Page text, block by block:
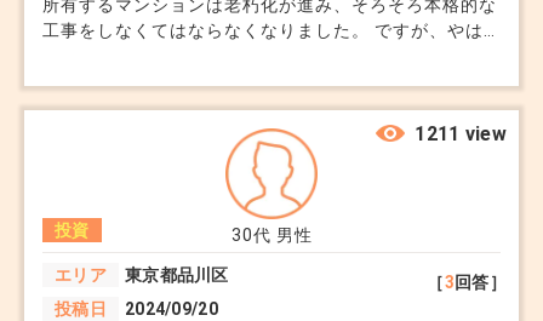
マンション投資は節税効果や家賃収入の魅力がある
一方で、金利や人口減少のリスクを意識する必要が
あります。ただし、エリア選びや物件の特性を慎重
に検討し、ローンの条件や維持費をコントロールす
ることで、リスクを抑えながら堅実な運用が可能で
す。
所有するマンションは老朽化が進み、そろそろ本格的な
工事をしなくてはならなくなりました。 ですが、やは
いう夢を叶え初めて購入したものなのでそうは簡単に手
もう辞めるべきなのか日々悩まされています。 住民の
中にはここのままがいいという方や、もう少し劣化に伴
う補強工事をして欲しい、など多数の意見があります
が、片方を取れば片方が納得いかなくなるような状態で
す。1体どうすればいいのでしょうか？ みなさまから意
見をお聞きしたいです
30代 男性
投資
エリア
東京都品川区
投稿日
2024/09/20
［3回答］
1211 view